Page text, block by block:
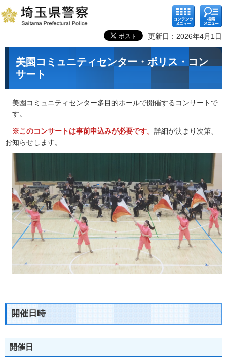
コンテ
ンツメ
ニュー
検索メ
ニュー
更新日：2026年4月1日
美園コミュニティセンター・ポリス・コン
サート
美園コミュニティセンター多目的ホールで開催するコンサートで
す。
※このコンサートは事前申込みが必要です。 詳細が決まり次第、
お知らせします。
開催日時
開催日